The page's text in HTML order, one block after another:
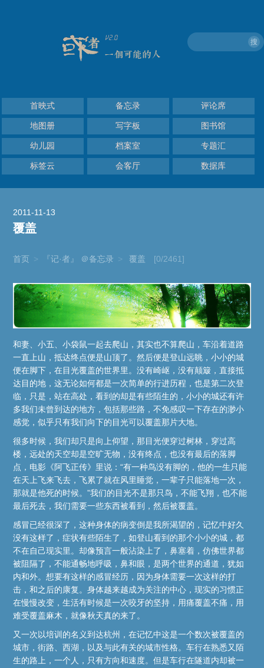
搜
首映式 备忘录 评论席
地图册 写字板 图书馆
幼儿园 档案室 专题汇
标签云 会客厅 数据库
2011-11-13
覆盖
首页 > 『记·者』 ＠备忘录 > 覆盖 [0/2461]
和妻、小五、小袋鼠一起去爬山，其实也不算爬山，车沿着道路
一直上山，抵达终点便是山顶了。然后便是登山远眺，小小的城
便在脚下，在目光覆盖的世界里。没有崎岖，没有颠簸，直接抵
达目的地，这无论如何都是一次简单的行进历程，也是第二次登
临，只是，站在高处，看到的却是有些陌生的，小小的城还有许
多我们未曾到达的地方，包括那些路，不免感叹一下存在的渺小
感觉，似乎只有我们向下的目光可以覆盖那片大地。
很多时候，我们却只是向上仰望，那目光便穿过树林，穿过高
楼，远处的天空却是空旷无物，没有终点，也没有最后的落脚
点，电影《阿飞正传》里说：“有一种鸟没有脚的，他的一生只能
在天上飞来飞去，飞累了就在风里睡觉，一辈子只能落地一次，
那就是他死的时候。”我们的目光不是那只鸟，不能飞翔，也不能
最后死去，我们需要一些东西被看到，然后被覆盖。
感冒已经很深了，这种身体的病变倒是我所渴望的，记忆中好久
没有这样了，症状有些陌生了，如登山看到的那个小小的城，都
不在自己现实里。却像预言一般沾染上了，鼻塞着，仿佛世界都
被阻隔了，不能通畅地呼吸，鼻和眼，是两个世界的通道，犹如
内和外。想要有这样的感冒经历，因为身体需要一次这样的打
击，和之后的康复。身体越来越成为关注的中心，现实的习惯正
在慢慢改变，生活有时候是一次咬牙的坚持，用痛覆盖不痛，用
难受覆盖麻木，就像秋天真的来了。
又一次以培训的名义到达杭州，在记忆中这是一个数次被覆盖的
城市，街路、西湖，以及与此有关的城市性格。车行在熟悉又陌
生的路上，一个人，只有方向和速度。但是车行在隧道内却被一